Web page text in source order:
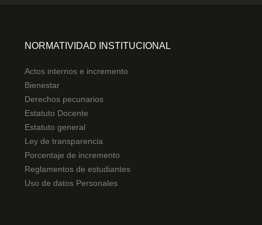
NORMATIVIDAD INSTITUCIONAL
Actos internos e incremento
Bienestar
Derechos pecunarios
Estatuto Docente
Estatuto general
Ley de transparencia
Porcentaje de incremento
Reglamentos de estudiantes
Uso de datos Personales